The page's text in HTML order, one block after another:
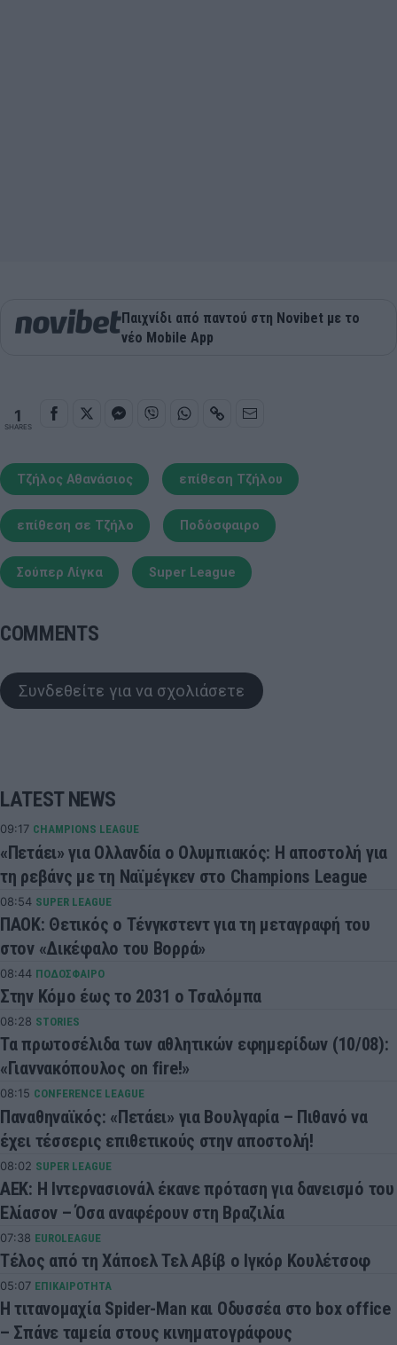
Παιχνίδι από παντού στη Novibet με το
νέο Mobile App
1
SHARES
Τζήλος Αθανάσιος επίθεση Τζήλου
επίθεση σε Τζήλο Ποδόσφαιρο
Σούπερ Λίγκα Super League
COMMENTS
Συνδεθείτε για να σχολιάσετε
LATEST NEWS
09:17 CHAMPIONS LEAGUE
«Πετάει» για Ολλανδία ο Ολυμπιακός: Η αποστολή για
τη ρεβάνς με τη Ναϊμέγκεν στο Champions League
08:54 SUPER LEAGUE
ΠΑΟΚ: Θετικός ο Τένγκστεντ για τη μεταγραφή του
στον «Δικέφαλο του Βορρά»
08:44 ΠΟΔΟΣΦΑΙΡΟ
Στην Κόμο έως το 2031 ο Τσαλόμπα
08:28 STORIES
Τα πρωτοσέλιδα των αθλητικών εφημερίδων (10/08):
«Γιαννακόπουλος on fire!»
08:15 CONFERENCE LEAGUE
Παναθηναϊκός: «Πετάει» για Βουλγαρία – Πιθανό να
έχει τέσσερις επιθετικούς στην αποστολή!
08:02 SUPER LEAGUE
ΑΕΚ: Η Ιντερνασιονάλ έκανε πρόταση για δανεισμό του
Ελίασον – Όσα αναφέρουν στη Βραζιλία
07:38 EUROLEAGUE
Τέλος από τη Χάποελ Τελ Αβίβ ο Ιγκόρ Κουλέτσοφ
05:07 ΕΠΙΚΑΙΡΟΤΗΤΑ
Η τιτανομαχία Spider-Man και Οδυσσέα στο box office
– Σπάνε ταμεία στους κινηματογράφους